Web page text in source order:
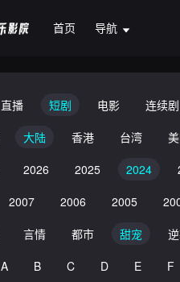
首页 导航
直播 短剧 电影 连续剧
大陆 香港 台湾
2026 2025 2024
2007 2006 2005
言情 都市 甜宠
A B C D E F